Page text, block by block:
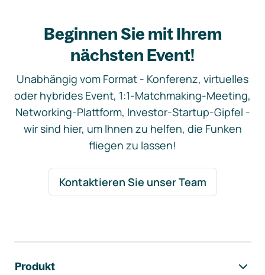
Beginnen Sie mit Ihrem
nächsten Event!
Unabhängig vom Format - Konferenz, virtuelles
oder hybrides Event, 1:1-Matchmaking-Meeting,
Networking-Plattform, Investor-Startup-Gipfel -
wir sind hier, um Ihnen zu helfen, die Funken
fliegen zu lassen!
Kontaktieren Sie unser Team
Produkt